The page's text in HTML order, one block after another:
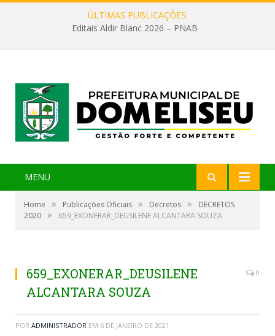
ÚLTIMAS PUBLICAÇÕES:
Editais Aldir Blanc 2026 – PNAB
MENU
Home » Publicações Oficiais » Decretos »
DECRETOS
2020 » 659_EXONERAR_DEUSILENE ALCANTARA SOUZA
659_EXONERAR_DEUSILENE
ALCANTARA SOUZA
0
POR ADMINISTRADOR EM 6 DE JANEIRO DE 2021